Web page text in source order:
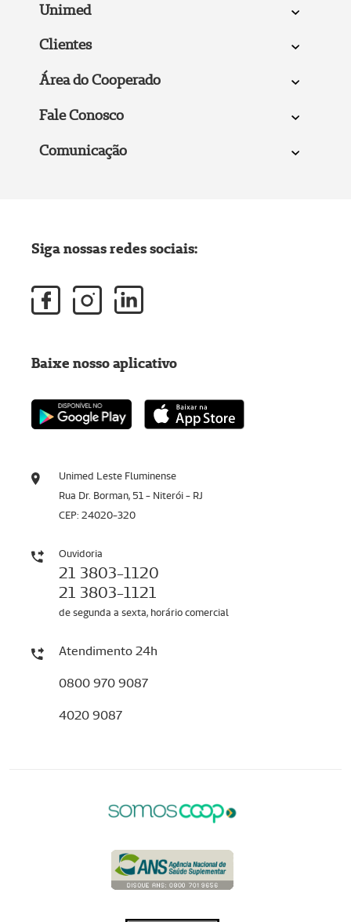
Unimed
Clientes
Área do Cooperado
Fale Conosco
Comunicação
Unimed Leste Fluminense
Rua Dr. Borman, 51 - Niterói - RJ
CEP: 24020-320
Ouvidoria
21 3803-1120
21 3803-1121
de segunda a sexta, horário comercial
Atendimento 24h
0800 970 9087
4020 9087
Siga nossas redes sociais:
Baixe nosso aplicativo